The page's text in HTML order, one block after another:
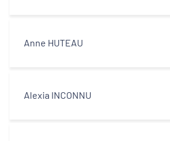
Anne HUTEAU
Alexia INCONNU